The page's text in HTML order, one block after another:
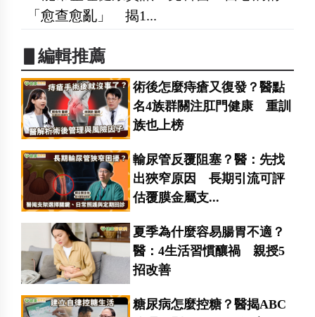
「愈查愈亂」 揭1...
▋編輯推薦
術後怎麼痔瘡又復發？醫點
名4族群關注肛門健康 重訓
族也上榜
輸尿管反覆阻塞？醫：先找
出狹窄原因 長期引流可評
估覆膜金屬支...
夏季為什麼容易腸胃不適？
醫：4生活習慣釀禍 親授5
招改善
糖尿病怎麼控糖？醫揭ABC